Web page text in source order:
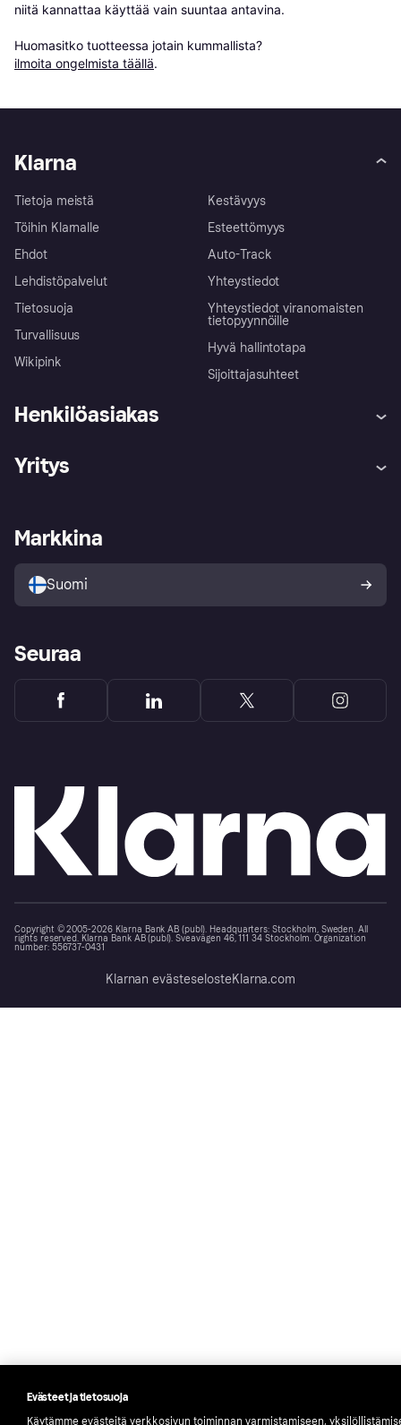
niitä kannattaa käyttää vain suuntaa antavina.
Huomasitko tuotteessa jotain kummallista?
ilmoita ongelmista täällä.
Klarna
Tietoja meistä
Töihin Klarnalle
Ehdot
Lehdistöpalvelut
Tietosuoja
Turvallisuus
Wikipink
Kestävyys
Esteettömyys
Auto-Track
Yhteystiedot
Yhteystiedot viranomaisten
tietopyynnöille
Hyvä hallintotapa
Sijoittajasuhteet
Henkilöasiakas
Ohje
Kirjaudu sisään
Tutustu kauppoihin
Ostajan turva
Yritys
Kirjaudu sisään yrityksenä
Markkina
Suomi
Seuraa
Copyright © 2005-2026 Klarna Bank AB (publ). Headquarters: Stockholm, Sweden. All
rights reserved. Klarna Bank AB (publ). Sveavägen 46, 111 34 Stockholm. Organization
number: 556737-0431
Klarnan evästeselosteKlarna.com
Evästeet ja tietosuoja
Käytämme evästeitä verkkosivun toiminnan varmistamiseen,